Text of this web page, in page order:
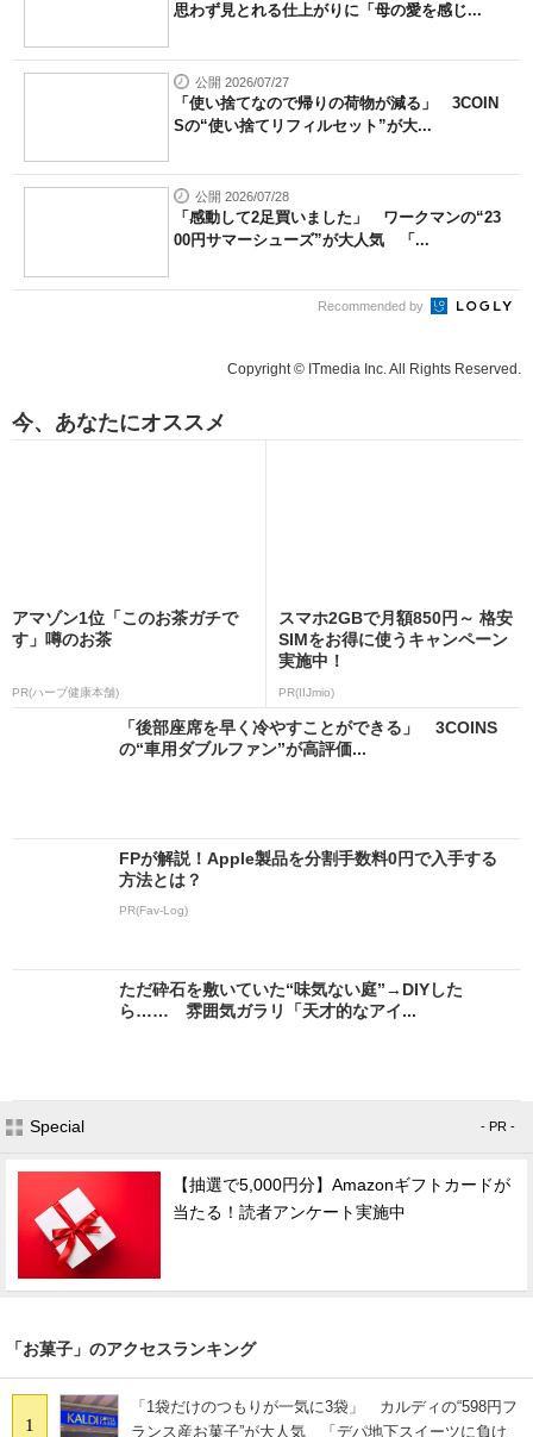
思わず見とれる仕上がりに「母の愛を感じ...
公開 2026/07/27
「使い捨てなので帰りの荷物が減る」 3COIN
Sの“使い捨てリフィルセット”が大...
公開 2026/07/28
「感動して2足買いました」 ワークマンの“23
00円サマーシューズ”が大人気 「...
Recommended by
Copyright © ITmedia Inc. All Rights Reserved.
今、あなたにオススメ
アマゾン1位「このお茶ガチで
す」噂のお茶
PR(ハーブ健康本舗)
スマホ2GBで月額850円～ 格安
SIMをお得に使うキャンペーン
実施中！
PR(IIJmio)
「後部座席を早く冷やすことができる」 3COINS
の“車用ダブルファン”が高評価...
FPが解説！Apple製品を分割手数料0円で入手する
方法とは？
PR(Fav-Log)
ただ砕石を敷いていた“味気ない庭”→DIYした
ら…… 雰囲気ガラリ「天才的なアイ...
Special - PR -
【抽選で5,000円分】Amazonギフトカードが
当たる！読者アンケート実施中
「お菓子」のアクセスランキング
1
「1袋だけのつもりが一気に3袋」 カルディの“598円フ
ランス産お菓子”が大人気 「デパ地下スイーツに負け